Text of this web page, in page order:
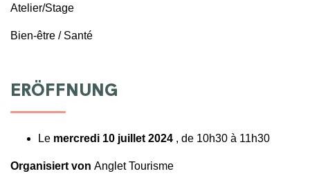
Atelier/Stage
Bien-être / Santé
ERÖFFNUNG
Le mercredi 10 juillet 2024 , de 10h30 à 11h30
Organisiert von Anglet Tourisme